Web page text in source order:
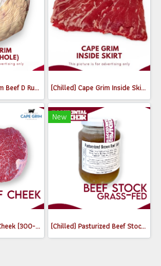
(Chilled) Cape Grim Beef D Rump (Whole) MB2-3 (Chilled) Cape Grim Inside Skirt Steak (เนื้อพื้นท้องด้านใน) (300-350g)
(Frozen) CG Beef Cheek (300-350g)
New
(Chilled) Pasturized Beef Stock (300ml) (Jar)